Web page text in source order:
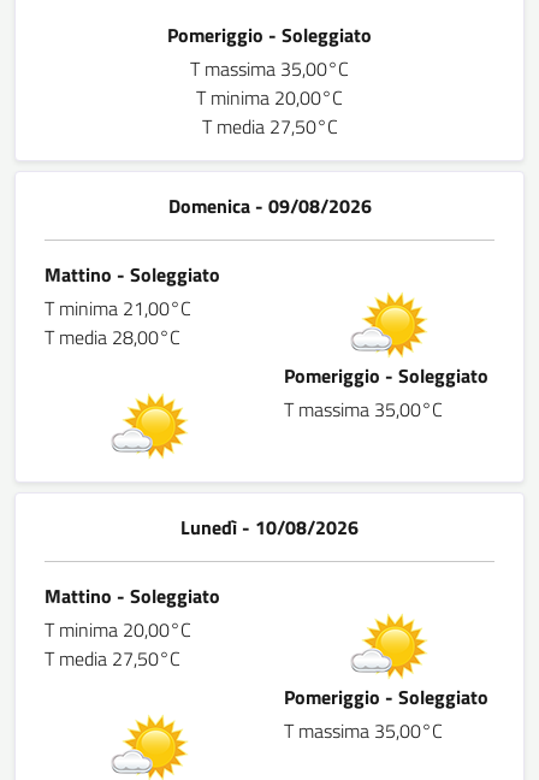
Pomeriggio - Soleggiato
T massima 35,00°C
T minima 20,00°C
T media 27,50°C
Domenica - 09/08/2026
Mattino - Soleggiato
T minima 21,00°C
T media 28,00°C
Pomeriggio - Soleggiato
T massima 35,00°C
Lunedì - 10/08/2026
Mattino - Soleggiato
T minima 20,00°C
T media 27,50°C
Pomeriggio - Soleggiato
T massima 35,00°C